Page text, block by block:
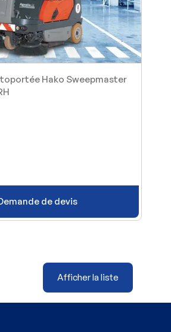
Hako Sweepmaster
de devis
Afficher la liste